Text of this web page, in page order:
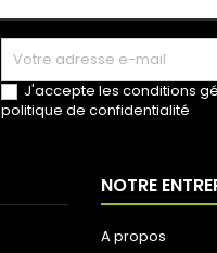
J'accepte les conditions
politique de confidentialité
NOTRE
A propos